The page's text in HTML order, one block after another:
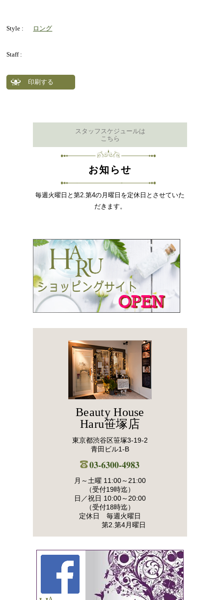
Style : ロング
Staff :
印刷する
スタッフスケジュールは
こちら
お知らせ
毎週火曜日と第2.第4の月曜日を定休日とさせていた
だきます。
Beauty House
Haru笹塚店
東京都渋谷区笹塚3-19-2
青田ビル1-B
03-6300-4983
月～土曜 11:00～21:00
（受付19時迄）
日／祝日 10:00～20:00
（受付18時迄）
定休日 毎週火曜日
第2.第4月曜日